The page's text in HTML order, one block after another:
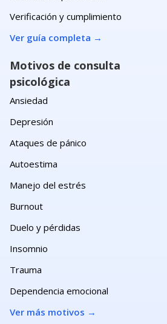
Verificación y cumplimiento
Ver guía completa →
Motivos de consulta
psicológica
Ansiedad
Depresión
Ataques de pánico
Autoestima
Manejo del estrés
Burnout
Duelo y pérdidas
Insomnio
Trauma
Dependencia emocional
Ver más motivos →